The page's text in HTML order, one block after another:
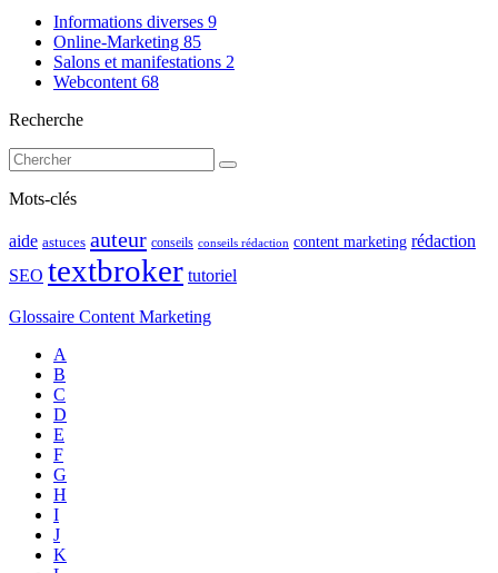
Informations diverses 9
Online-Marketing 85
Salons et manifestations 2
Webcontent 68
Recherche
Mots-clés
aide astuces auteur conseils conseils rédaction content marketing rédaction
SEO textbroker tutoriel
Glossaire Content Marketing
A
B
C
D
E
F
G
H
I
J
K